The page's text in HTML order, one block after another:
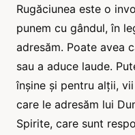
Rugăciunea este o
punem cu gândul, în
adresăm. Poate avea
sau a aduce laude.
înșine și pentru alții,
care le adresăm lui
Spirite, care sunt